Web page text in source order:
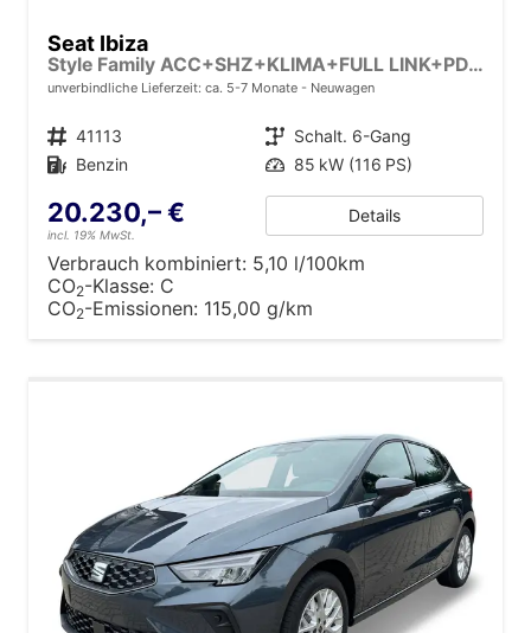
Seat Ibiza
Style Family ACC+SHZ+KLIMA+FULL LINK+PDC+LED+16" ALU
unverbindliche Lieferzeit: ca. 5-7 Monate Neuwagen
Fahrzeugnr. 41113 Getriebe Schalt. 6-Gang
Kraftstoff Benzin Leistung 85 kW (116 PS)
20.230,– €
incl. 19% MwSt.
Details
Verbrauch kombiniert: 5,10 l/100km
CO2-Klasse: C
CO2-Emissionen: 115,00 g/km